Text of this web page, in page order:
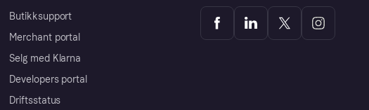
Butikksupport
Merchant portal
Selg med Klarna
Developers portal
Driftsstatus